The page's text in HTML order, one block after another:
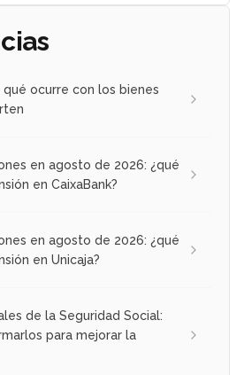
qué ocurre con los bienes
en agosto de 2026: ¿qué
en CaixaBank?
en agosto de 2026: ¿qué
en Unicaja?
de la Seguridad Social:
para mejorar la